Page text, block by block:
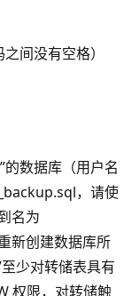
间没有空格）
数据库（用户名
，请使
名为
新创建数据库所
少对转储表具有
权限，对转储触